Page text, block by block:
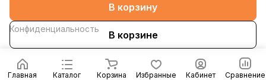
В корзину
В корзине
Главная Каталог Корзина Избранные Кабинет Сравнение
Конфиденциальность